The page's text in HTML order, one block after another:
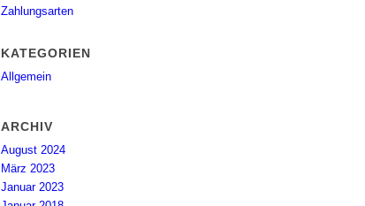
Zahlungsarten
KATEGORIEN
Allgemein
ARCHIV
August 2024
März 2023
Januar 2023